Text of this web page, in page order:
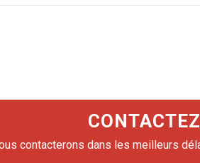
contacterons dans les meilleurs